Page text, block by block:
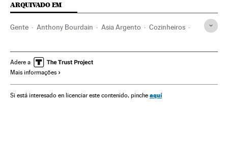
ARQUIVADO EM
Gente Anthony Bourdain Asia Argento Cozinheiros
Adere a
Mais informações
Si está interesado en licenciar este contenido, pinche aquí